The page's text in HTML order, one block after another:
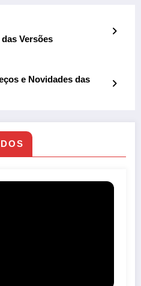
Versões
e Novidades das